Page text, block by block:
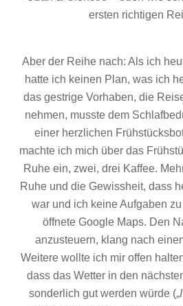
ersten richtigen
Aber der Reihe nach: Als ich
hatte ich keinen Plan, was ich
das gestrige Vorhaben, die
nehmen, musste dem
einer herzlichen
machte ich mich über das
Ruhe ein, zwei, drei Kaffee.
Ruhe und die Gewissheit, dass
war und ich keine Aufgaben
öffnete Google Maps. Den
anzusteuern, klang nach
Weitere wollte ich mir offen
dass das Wetter in den
sonderlich gut werden würde („